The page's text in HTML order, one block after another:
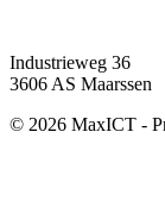
Industrieweg 36
3606 AS Maarssen
© 2026 MaxICT -